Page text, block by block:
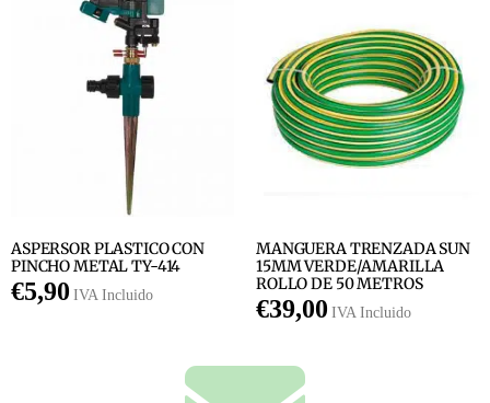
ASPERSOR PLASTICO CON
PINCHO METAL TY-414
€5,90 IVA Incluido
MANGUERA TRENZADA SUN
15MM VERDE/AMARILLA
ROLLO DE 50 METROS
€39,00 IVA Incluido